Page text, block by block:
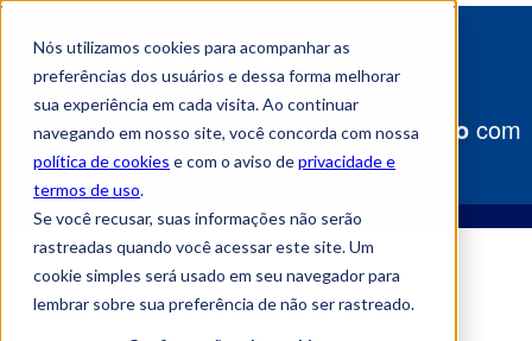
Nós utilizamos cookies para acompanhar as
preferências dos usuários e dessa forma melhorar
sua experiência em cada visita. Ao continuar
navegando em nosso site, você concorda com nossa
política de cookies e com o aviso deprivacidade e
termos de uso.
Se você recusar, suas informações não serão
rastreadas quando você acessar este site. Um
cookie simples será usado em seu navegador para
lembrar sobre sua preferência de não ser rastreado.
Construaseu caminho para o sucesso com
a Uniube!